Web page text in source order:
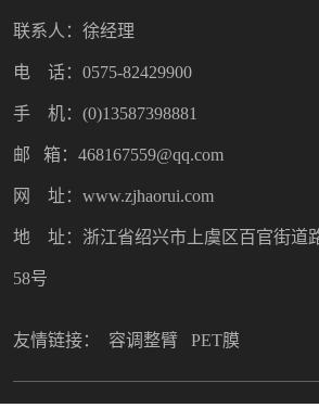
联系人：徐经理
电 话：0575-82429900
手 机：(0)13587398881
邮 箱：468167559@qq.com
网 址：www.zjhaorui.com
地 址：浙江省绍兴市上虞区百官街道
58号
友情链接： 容调整臂 PET膜